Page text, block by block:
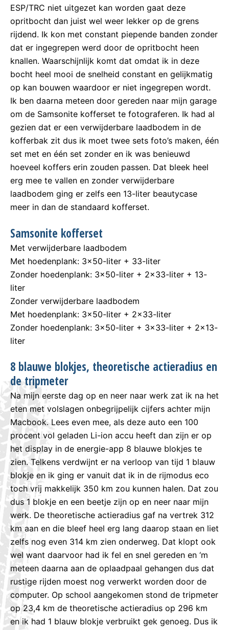
ESP/TRC niet uitgezet kan worden gaat deze
opritbocht dan juist wel weer lekker op de grens
rijdend. Ik kon met constant piepende banden zonder
dat er ingegrepen werd door de opritbocht heen
knallen. Waarschijnlijk komt dat omdat ik in deze
bocht heel mooi de snelheid constant en gelijkmatig
op kan bouwen waardoor er niet ingegrepen wordt.
Ik ben daarna meteen door gereden naar mijn garage
om de Samsonite kofferset te fotograferen. Ik had al
gezien dat er een verwijderbare laadbodem in de
kofferbak zit dus ik moet twee sets foto’s maken, één
set met en één set zonder en ik was benieuwd
hoeveel koffers erin zouden passen. Dat bleek heel
erg mee te vallen en zonder verwijderbare
laadbodem ging er zelfs een 13-liter beautycase
meer in dan de standaard kofferset.
Samsonite kofferset
Met verwijderbare laadbodem
Met hoedenplank: 3×50-liter + 33-liter
Zonder hoedenplank: 3×50-liter + 2×33-liter + 13-
liter
Zonder verwijderbare laadbodem
Met hoedenplank: 3×50-liter + 2×33-liter
Zonder hoedenplank: 3×50-liter + 3×33-liter + 2×13-
liter
8 blauwe blokjes, theoretische actieradius en
de tripmeter
Na mijn eerste dag op en neer naar werk zat ik na het
eten met volslagen onbegrijpelijk cijfers achter mijn
Macbook. Lees even mee, als deze auto een 100
procent vol geladen Li-ion accu heeft dan zijn er op
het display in de energie-app 8 blauwe blokjes te
zien. Telkens verdwijnt er na verloop van tijd 1 blauw
blokje en ik ging er vanuit dat ik in de rijmodus eco
toch vrij makkelijk 350 km zou kunnen halen. Dat zou
dus 1 blokje en een beetje zijn op en neer naar mijn
werk. De theoretische actieradius gaf na vertrek 312
km aan en die bleef heel erg lang daarop staan en liet
zelfs nog even 314 km zien onderweg. Dat klopt ook
wel want daarvoor had ik fel en snel gereden en ‘m
meteen daarna aan de oplaadpaal gehangen dus dat
rustige rijden moest nog verwerkt worden door de
computer. Op school aangekomen stond de tripmeter
op 23,4 km de theoretische actieradius op 296 km
en ik had 1 blauw blokje verbruikt gek genoeg. Dus ik